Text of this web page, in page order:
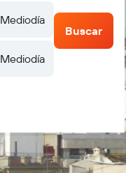
Mediodía
Mediodía
Buscar